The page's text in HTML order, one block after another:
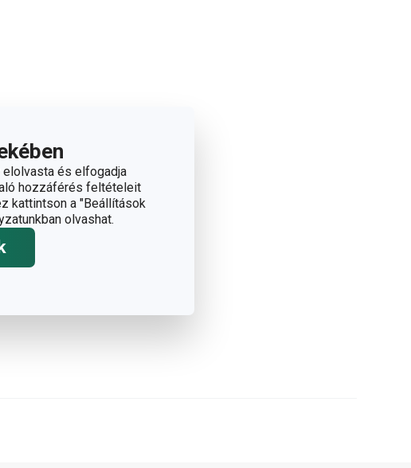
elolvasta és elfogadja
hozzáférés feltételeit
kattintson a "Beállítások
olvashat.